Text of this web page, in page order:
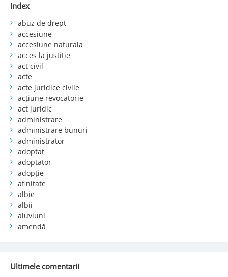
Index
abuz de drept
accesiune
accesiune naturala
acces la justiție
act civil
acte
acte juridice civile
acțiune revocatorie
act juridic
administrare
administrare bunuri
administrator
adoptat
adoptator
adopție
afinitate
albie
albii
aluviuni
amendă
Ultimele comentarii